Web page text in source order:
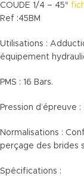
COUDE 1/4 – 45°
Ref :45BM
Utilisations :
équipement
PMS : 16 Bars.
Pression d’épreuve :
Normalisations :
perçage des brides
Spécifications :